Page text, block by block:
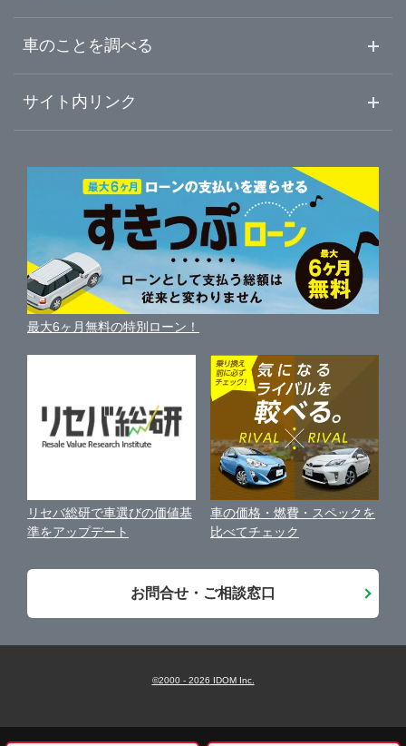
初めての中古車購入ガイド
中古車人気ランキング
自動車ローンを調べる
ガリバーの自動車ローン
車買い替えの基礎知識
近くのお店で車を探す
車査定・車買取ならガリバー
ガリバーの査定が選ばれる理由
車を売る時よくある質問
便利な査定サービス
中古車買取相場（毎月更新）
車の個人売買ガイド
車のことを調べる
車初心者まとめ
新車・中古車カタログ
車の燃費を調べる
車種別クチコミ
車比較サイト
サイト内リンク
サイトマップ
サイトの使用条件
利用規約
保険代理店業務に関する基本方針
古物営業法に基づく表示
お客様の声
会社案内
最大6ヶ月無料の特別ローン！
リセバ総研で車選びの価値基
準をアップデート
車の価格・燃費・スペックを
比べてチェック
お問合せ・ご相談窓口
©2000 - 2026 IDOM Inc.